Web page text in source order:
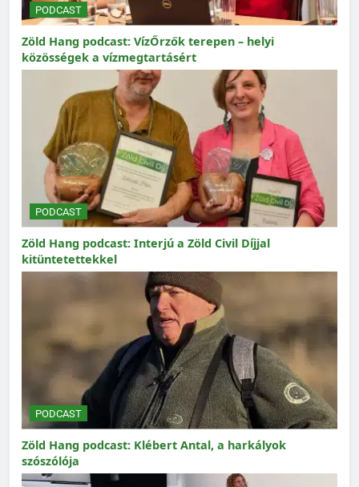
PODCAST
Zöld Hang podcast: VízŐrzők terepen – helyi
közösségek a vízmegtartásért
PODCAST
Zöld Hang podcast: Interjú a Zöld Civil Díjjal
kitüntetettekkel
PODCAST
Zöld Hang podcast: Klébert Antal, a harkályok
szószólója